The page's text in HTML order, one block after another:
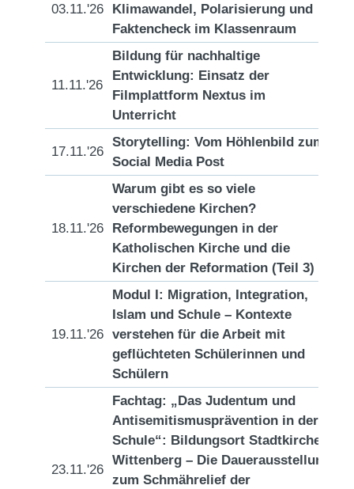
03.11.'26
Klimawandel, Polarisierung und
Faktencheck im Klassenraum
11.11.'26
Bildung für nachhaltige
Entwicklung: Einsatz der
Filmplattform Nextus im
Unterricht
17.11.'26
Storytelling: Vom Höhlenbild zum
Social Media Post
18.11.'26
Warum gibt es so viele
verschiedene Kirchen?
Reformbewegungen in der
Katholischen Kirche und die
Kirchen der Reformation (Teil 3)
19.11.'26
Modul I: Migration, Integration,
Islam und Schule – Kontexte
verstehen für die Arbeit mit
geflüchteten Schülerinnen und
Schülern
23.11.'26
Fachtag: „Das Judentum und
Antisemitismusprävention in der
Schule“: Bildungsort Stadtkirche
Wittenberg – Die Dauerausstellung
zum Schmährelief der